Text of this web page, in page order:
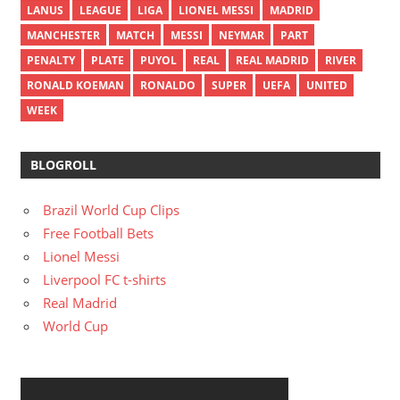
LANUS
LEAGUE LIGA LIONEL MESSI
MADRID
MANCHESTER
MATCH MESSI NEYMAR
PART
PENALTY
PLATE PUYOL REAL REAL MADRID
RIVER
RONALD KOEMAN
RONALDO SUPER UEFA
UNITED
WEEK
BLOGROLL
Brazil World Cup Clips
Free Football Bets
Lionel Messi
Liverpool FC t-shirts
Real Madrid
World Cup